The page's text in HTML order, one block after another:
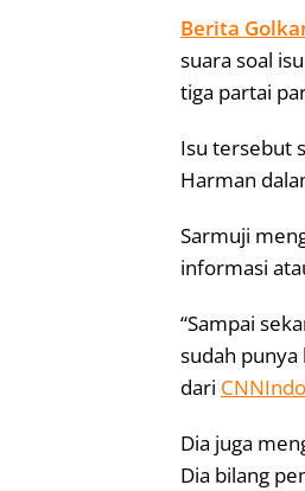
Berita
suara soal
tiga partai
Isu tersebut
Harman
Sarmuji
informasi
“Sampai
sudah
dari
Dia juga
Dia bilang